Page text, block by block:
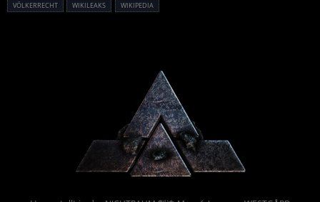
VÖLKERRECHT
WIKILEAKS WIKIPEDIA
Powered By :